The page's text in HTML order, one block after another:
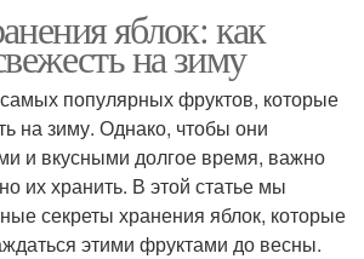
яблок: как
на зиму
популярных фруктов, которые
на зиму. Однако, чтобы они
и вкусными долгое время, важно
их хранить. В этой статье мы
секреты хранения яблок, которые
этими фруктами до весны.